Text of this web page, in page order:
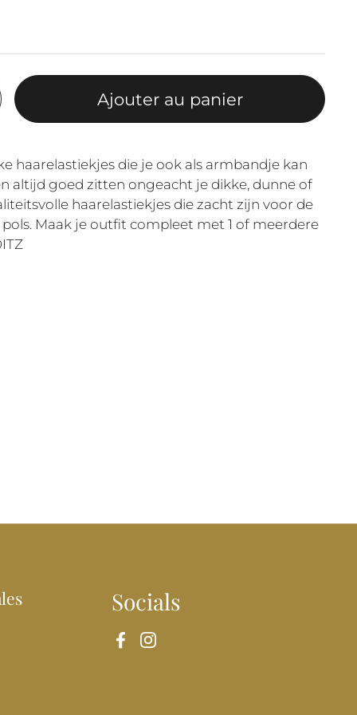
Ajouter au panier
haarelastiekjes die je ook als armbandje kan
altijd goed zitten ongeacht je dikke, dunne of
haarelastiekjes die zacht zijn voor de
Maak je outfit compleet met 1 of meerdere
Socials
Facebook
Instagram